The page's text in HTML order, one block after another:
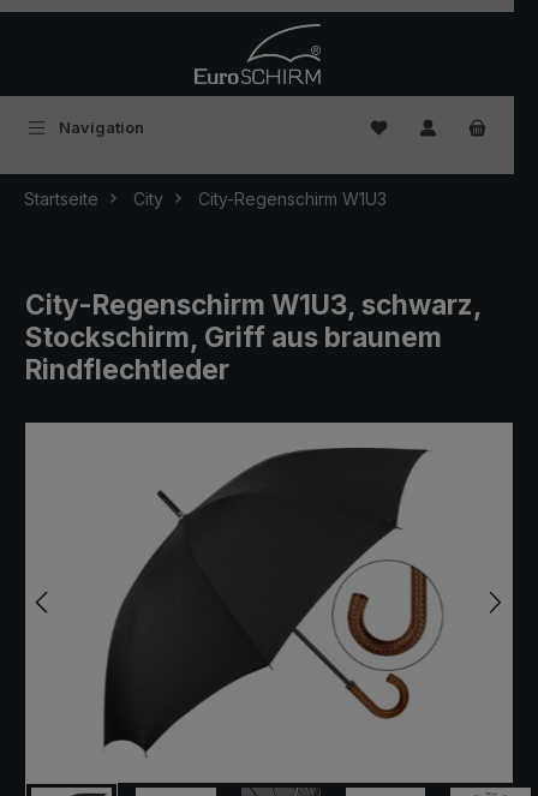
Navigation Du hast 0
Startseite City City-Regenschirm W1U3
City-Regenschirm W1U3, schwarz,
Stockschirm, Griff aus braunem
Rindflechtleder